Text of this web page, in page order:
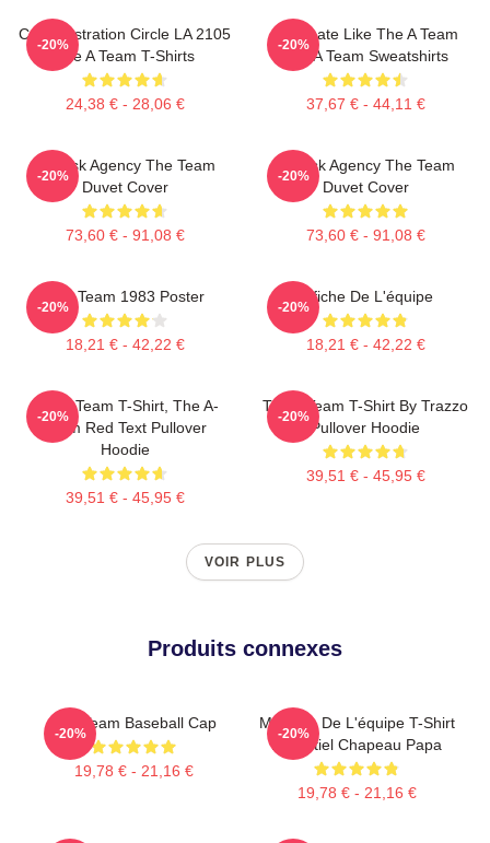
Cast Illustration Circle LA 2105
The A Team T-Shirts
24,38 € - 28,06 €
-20%
Dominate Like The A Team
The A Team Sweatshirts
37,67 € - 44,11 €
-20%
All-Risk Agency The Team
Duvet Cover
73,60 € - 91,08 €
-20%
All Risk Agency The Team
Duvet Cover
73,60 € - 91,08 €
-20%
The Team 1983 Poster
18,21 € - 42,22 €
-20%
Affiche De L'équipe
18,21 € - 42,22 €
-20%
The A Team T-Shirt, The A-
Team Red Text Pullover
Hoodie
39,51 € - 45,95 €
-20%
The A Team T-Shirt By Trazzo
Pullover Hoodie
39,51 € - 45,95 €
-20%
VOIR PLUS
Produits connexes
The Team Baseball Cap
19,78 € - 21,16 €
-20%
Membre De L'équipe T-Shirt
Essentiel Chapeau Papa
19,78 € - 21,16 €
-20%